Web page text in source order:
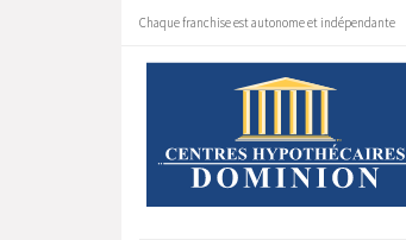
Chaque franchise est autonome et indépendante